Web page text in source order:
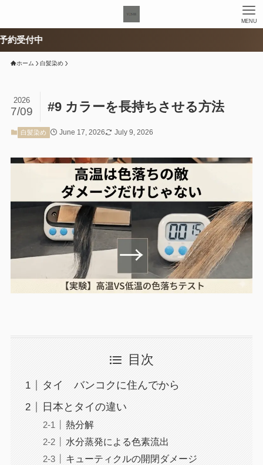
MENU
ホーム 白髪染め
#9 カラーを長持ちさせる方法
2026
7/09
白髪染め June 17, 2026 July 9, 2026
目次
タイ バンコクに住んでから
日本とタイの違い
熱分解
水分蒸発による色素流出
キューティクルの開閉ダメージ